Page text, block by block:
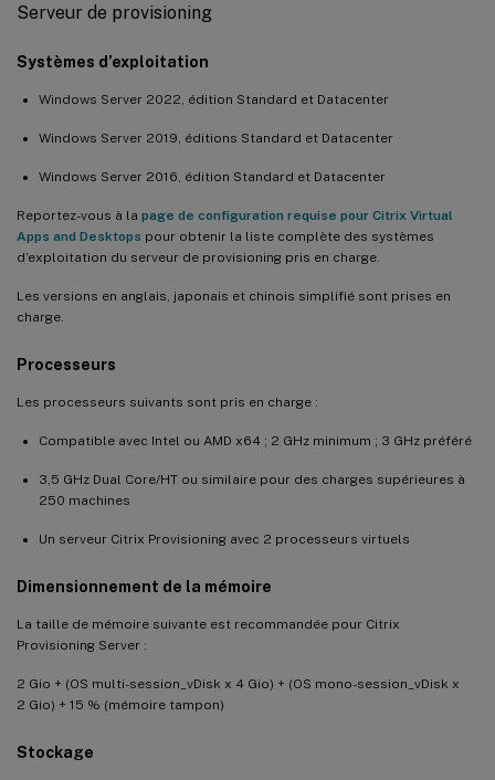
Serveur de provisioning
Systèmes d’exploitation
Windows Server 2022, édition Standard et Datacenter
Windows Server 2019, éditions Standard et Datacenter
Windows Server 2016, édition Standard et Datacenter
Reportez-vous à la page de configuration requise pour Citrix Virtual
Apps and Desktops pour obtenir la liste complète des systèmes
d’exploitation du serveur de provisioning pris en charge.
Les versions en anglais, japonais et chinois simplifié sont prises en
charge.
Processeurs
Les processeurs suivants sont pris en charge :
Compatible avec Intel ou AMD x64 ; 2 GHz minimum ; 3 GHz préféré
3,5 GHz Dual Core/HT ou similaire pour des charges supérieures à
250 machines
Un serveur Citrix Provisioning avec 2 processeurs virtuels
Dimensionnement de la mémoire
La taille de mémoire suivante est recommandée pour Citrix
Provisioning Server :
2 Gio + (OS multi-session_vDisk x 4 Gio) + (OS mono-session_vDisk x
2 Gio) + 15 % (mémoire tampon)
Stockage